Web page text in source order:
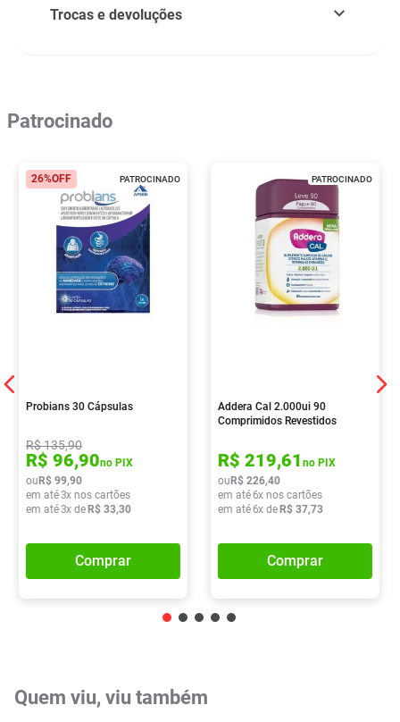
Trocas e devoluções
Patrocinado
PATROCINADO
26%OFF
Probians 30 Cápsulas
R$135,90
R$ 96,90no PIX
ou R$ 99,90
em até3x nos cartões
em até3x de R$ 33,30
Comprar
PATROCINADO
Addera Cal 2.000ui 90
Comprimidos Revestidos
R$ 219,61 no PIX
ou R$ 226,40
em até6x nos cartões
em até6x de R$ 37,73
Comprar
Quem viu, viu também